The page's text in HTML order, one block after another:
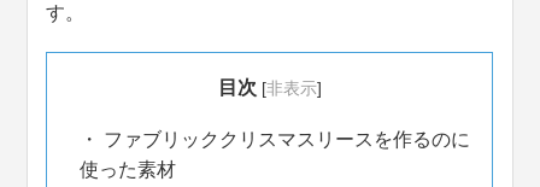
す。
目次 [非表示]
ファブリッククリスマスリースを作るのに
使った素材